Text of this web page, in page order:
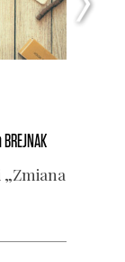
BREJNAK
„Zmia­na